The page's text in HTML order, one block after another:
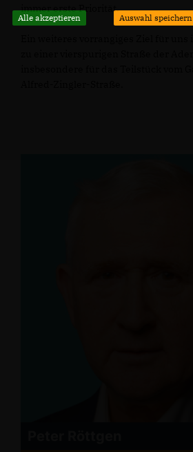
immer erste Priorität.
Alle akzeptieren Auswahl speichern